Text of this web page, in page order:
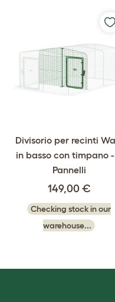
Divisorio per recinti
in basso con timpano
Pannelli
149,00 €
Checking stock in our
warehouse...